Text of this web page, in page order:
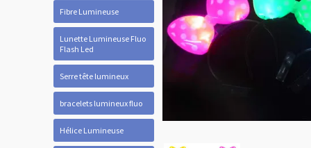
Fibre Lumineuse
Lunette Lumineuse Fluo
Flash Led
Serre tête lumineux
bracelets lumineux fluo
Hélice Lumineuse